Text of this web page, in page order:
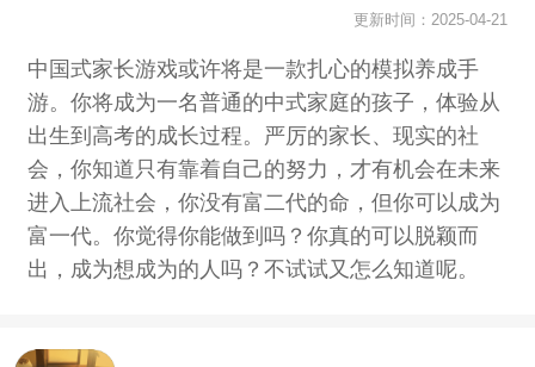
更新时间：2025-04-21
中国式家长游戏或许将是一款扎心的模拟养成手
游。你将成为一名普通的中式家庭的孩子，体验从
出生到高考的成长过程。严厉的家长、现实的社
会，你知道只有靠着自己的努力，才有机会在未来
进入上流社会，你没有富二代的命，但你可以成为
富一代。你觉得你能做到吗？你真的可以脱颖而
出，成为想成为的人吗？不试试又怎么知道呢。